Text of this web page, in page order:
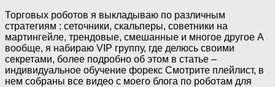
Торговых роботов я выкладываю по различным
стратегиям : сеточники, скальперы, советники на
мартингейле, трендовые, смешанные и многое другое А
вообще, я набираю VIP группу, где делюсь своими
секретами, более подробно об этом в статье –
индивидуальное обучение форекс Смотрите плейлист, в
нем собраны все видео с моего блога по роботам для